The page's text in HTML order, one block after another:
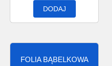
DODAJ
FOLIA BĄBELKOWA